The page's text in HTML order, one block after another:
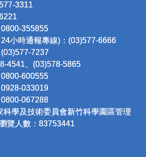
3311
355855
小時通報專線)：(03)577-6666
7237
4541、(03)578-5865
600555
033019
067288
學及技術委員會新竹科學園區管理
覽人數：83753441